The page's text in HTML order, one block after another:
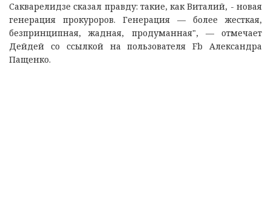
Сакварелидзе сказал правду: такие, как Виталий, - новая
генерация прокуроров. Генерация — более жесткая,
безпринципная, жадная, продуманная", — отмечает
Дейдей со ссылкой на пользователя Fb Александра
Пащенко.